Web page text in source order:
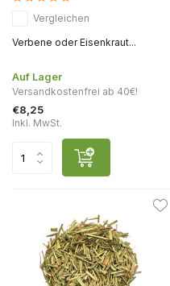
Vergleichen
Verbene oder Eisenkraut...
Auf Lager
Versandkostenfrei ab 40€!
€8,25
Inkl. MwSt.